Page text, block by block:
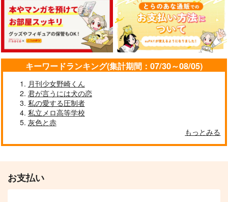
キーワードランキング(集計期間：07/30～08/05)
月刊少女野崎くん
君が言うには犬の恋
私の愛する圧制者
私立メロ高等学校
灰色と赤
もっとみる
お支払い